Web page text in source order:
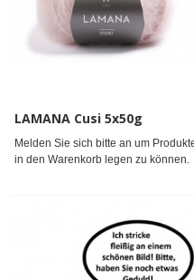
LAMANA Cusi 5x50g
Melden Sie sich bitte an um
in den Warenkorb legen zu können.